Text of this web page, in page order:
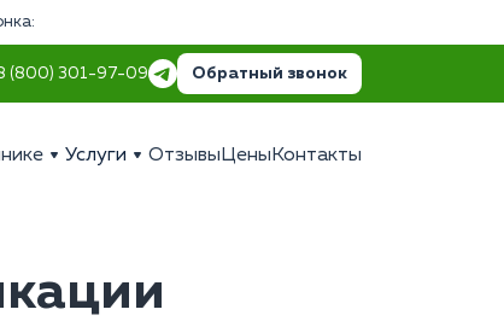
(800) 301-97-09 Обратный звонок
Услуги Отзывы Цены Контакты